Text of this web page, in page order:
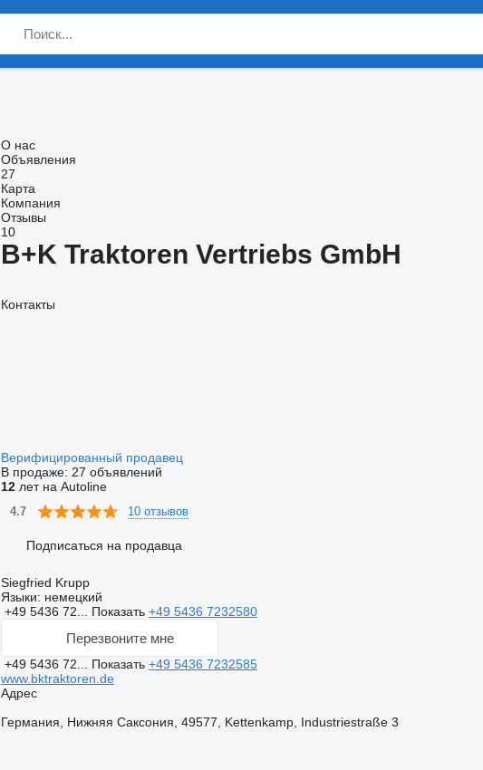
О нас
Объявления
27
Карта
Компания
Отзывы
10
B+K Traktoren Vertriebs GmbH
Контакты
Верифицированный продавец
В продаже: 27 объявлений
12лет на Autoline
4.7 10 отзывов
Подписаться на продавца
Siegfried Krupp
Языки: немецкий
+49 5436 72... Показать +49 5436 7232580
Перезвоните мне
+49 5436 72... Показать +49 5436 7232585
www.bktraktoren.de
Адрес
Германия, Нижняя Саксония, 49577, Kettenkamp, Industriestraße 3